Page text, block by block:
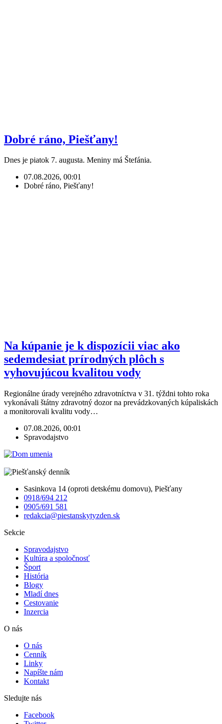
Dobré ráno, Piešťany!
Dnes je piatok 7. augusta. Meniny má Štefánia.
07.08.2026, 00:01
Dobré ráno, Piešťany!
Na kúpanie je k dispozícii viac ako
sedemdesiat prírodných plôch s
vyhovujúcou kvalitou vody
Regionálne úrady verejného zdravotníctva v 31. týždni tohto roka
vykonávali štátny zdravotný dozor na prevádzkovaných kúpaliskách
a monitorovali kvalitu vody…
07.08.2026, 00:01
Spravodajstvo
Sasinkova 14 (oproti detskému domovu), Piešťany
0918/694 212
0905/691 581
redakcia@piestanskytyzden.sk
Sekcie
Spravodajstvo
Kultúra a spoločnosť
Šport
História
Blogy
Mladí dnes
Cestovanie
Inzercia
O nás
O nás
Cenník
Linky
Napíšte nám
Kontakt
Sledujte nás
Facebook